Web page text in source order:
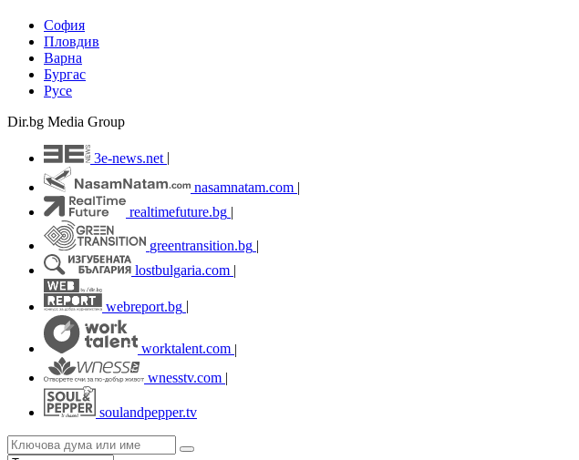
София
Пловдив
Варна
Бургас
Русе
Dir.bg Media Group
3e-news.net
nasamnatam.com |
realtimefuture.bg |
greentransition.bg |
lostbulgaria.com |
webreport.bg
worktalent.com |
wnesstv.com |
soulandpepper.tv